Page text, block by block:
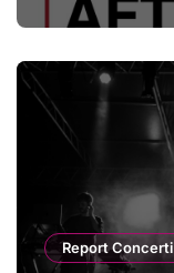
Report Concerti